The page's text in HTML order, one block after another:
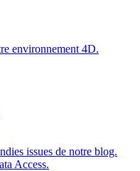
environnement 4D.
issues de notre blog.
Access.